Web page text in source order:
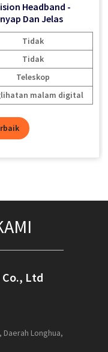
Headband -
Dan Jelas
Tidak
Tidak
Teleskop
malam digital
Ltd
Daerah Longhua,